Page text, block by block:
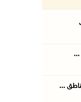
...
...